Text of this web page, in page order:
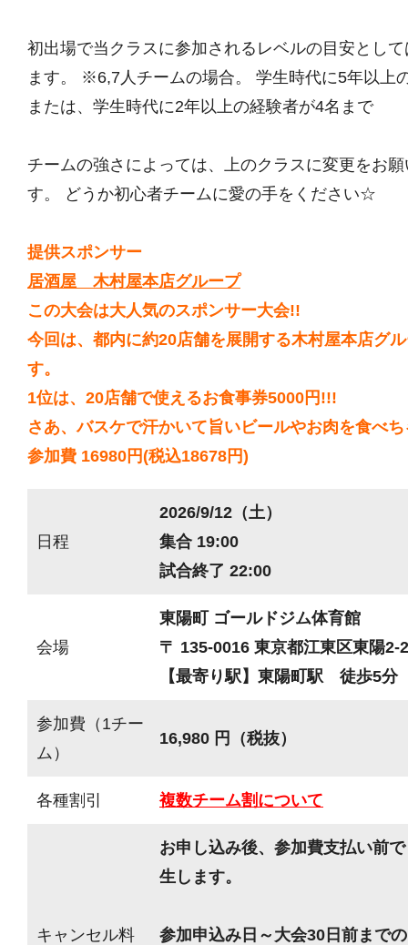
初出場で当クラスに参加されるレベルの目安とし
ます。 ※6,7人チームの場合。 学生時代に5年以上
または、学生時代に2年以上の経験者が4名まで
チームの強さによっては、上のクラスに変更をお
す。 どうか初心者チームに愛の手をください☆
提供スポンサー
居酒屋 木村屋本店グループ
この大会は大人気のスポンサー大会!!
今回は、都内に約20店舗を展開する木村屋本店グ
す。
1位は、20店舗で使えるお食事券5000円!!!
さあ、バスケで汗かいて旨いビールやお肉を食べ
参加費 16980円(税込18678円)
日程
2026/9/12（土）
集合 19:00
試合終了 22:00
会場
東陽町 ゴールドジム体育館
〒 135-0016 東京都江東区東陽2-
【最寄り駅】東陽町駅 徒歩5分
参加費（1チー
ム）
16,980 円（税抜）
各種割引 複数チーム割について
キャンセル料
お申し込み後、参加費支払い前
生します。
参加申込み日～大会30日前まで